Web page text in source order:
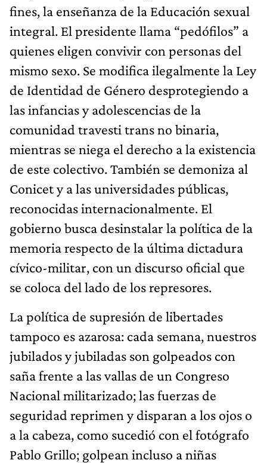
fines, la enseñanza de la Educación sexual
integral. El presidente llama “pedófilos” a
quienes eligen convivir con personas del
mismo sexo. Se modifica ilegalmente la Ley
de Identidad de Género desprotegiendo a
las infancias y adolescencias de la
comunidad travesti trans no binaria,
mientras se niega el derecho a la existencia
de este colectivo. También se demoniza al
Conicet y a las universidades públicas,
reconocidas internacionalmente. El
gobierno busca desinstalar la política de la
memoria respecto de la última dictadura
cívico-militar, con un discurso oficial que
se coloca del lado de los represores.
La política de supresión de libertades
tampoco es azarosa: cada semana, nuestros
jubilados y jubiladas son golpeados con
saña frente a las vallas de un Congreso
Nacional militarizado; las fuerzas de
seguridad reprimen y disparan a los ojos o
a la cabeza, como sucedió con el fotógrafo
Pablo Grillo; golpean incluso a niñas